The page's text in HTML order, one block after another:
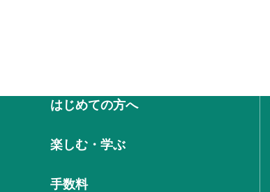
はじめての方へ
楽しむ・学ぶ
手数料